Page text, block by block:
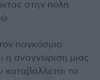
στην πόλη
παγκόσμιο
η αναγνώριση μιας
τα